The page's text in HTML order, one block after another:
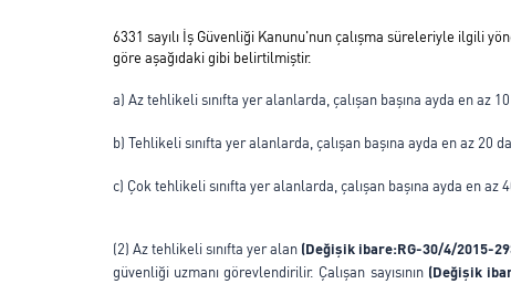
6331 sayılı İş Güvenliği Kanunu'nun çalışma süreleriyle ilgili
göre aşağıdaki gibi belirtilmiştir.
a) Az tehlikeli sınıfta yer alanlarda, çalışan başına ayda en az
b) Tehlikeli sınıfta yer alanlarda, çalışan başına ayda en az 20
c) Çok tehlikeli sınıfta yer alanlarda, çalışan başına ayda en az
(2) Az tehlikeli sınıfta yer alan (Değişik ibare:RG-30/4/2015-
güvenliği uzmanı görevlendirilir. Çalışan sayısının (Değişik